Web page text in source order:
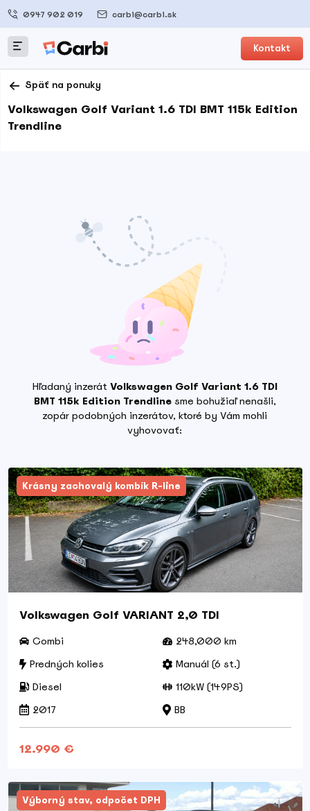
0947 902 019 carbi@carbi.sk
Kontakt
Späť na ponuky
Volkswagen Golf Variant 1.6 TDI BMT 115k Edition
Trendline
Hľadaný inzerátVolkswagen Golf Variant 1.6 TDI
BMT 115k Edition Trendlinesme bohužiaľ nenašli,
zopár podobných inzerátov, ktoré by Vám mohli
vyhovovať:
Krásny zachovalý kombík R-line
Volkswagen Golf VARIANT 2,0 TDI
Combi
248,000 km
Predných kolies
Manuál (6 st.)
Diesel
110kW (149PS)
2017
BB
12.990 €
Výborný stav, odpočet DPH